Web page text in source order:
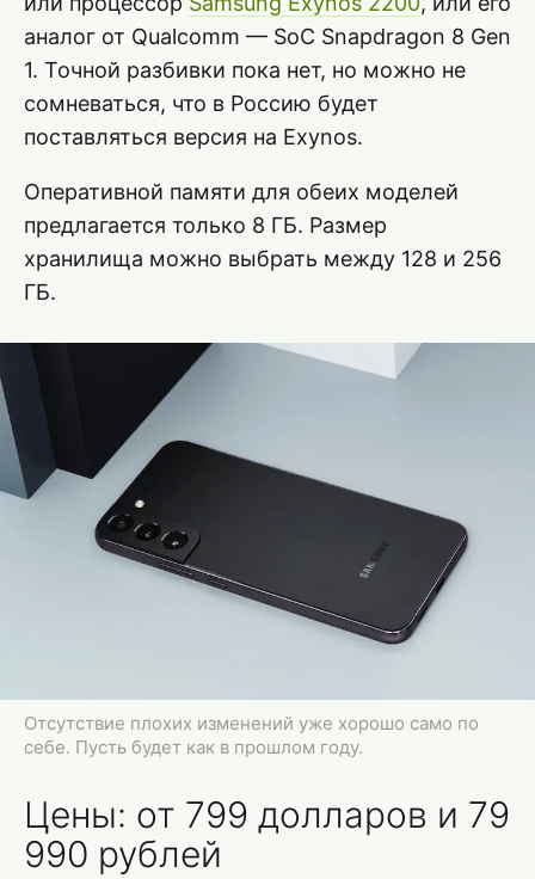
аналог от Qualcomm — SoC Snapdragon 8 Gen
1. Точной разбивки пока нет, но можно не
сомневаться, что в Россию будет
поставляться версия на Exynos.
Оперативной памяти для обеих моделей
предлагается только 8 ГБ. Размер
хранилища можно выбрать между 128 и 256
ГБ.
Отсутствие плохих изменений уже хорошо само по
себе. Пусть будет как в прошлом году.
Цены: от 799 долларов и 79
990 рублей